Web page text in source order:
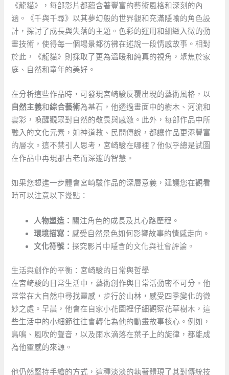
《龍貓》，每部影片都蘊含著豐富的藝術風格和深刻的內
涵。《千與千尋》以其夢幻般的世界觀和充滿隱喻的角色設
計，探討了成長與失落的主題。色彩的運用和細緻入微的動
畫技術，使得每一個場景都彷彿在述說一段情感故事。相對
於此，《龍貓》則採取了更為溫暖和純真的視角，聚焦於家
庭、自然和童年的美好。
在分析這些作品時，可發現宮崎駿反覆出現的藝術風格，以
自然主義和綜合藝術為基石，他透過畫面中的樹木、河流和
雲彩，喚醒觀眾對自然的敬畏與感激。此外，每部作品中所
融入的文化元素，如神道教、民間傳說，都讓作品更添豐富
的層次。這不禁引人思考，宮崎駿在哪裡？他似乎總是試圖
在作品中再現那古老而深邃的智慧。
如果您想進一步體會宮崎駿作品的深層意義，建議您在觀看
時可以注意以下幾點：
人物塑造： 關注角色的成長及其心路歷程。
環境描寫： 感受自然景色如何影響故事的情感走向。
文化符號：探究影片中隱含的文化與社會評論。
生活與創作的平衡：宮崎駿的日常與哲學
在宮崎駿的日常生活中，藝術創作與日常活動密不可分。他
常常在大自然中尋找靈感，步行於山林，感受四季變化的微
妙之處。早晨，他會在自家小花園裡仔細觀察花草樹木，這
些生活中的小細節往往會轉化為他的動畫故事核心。例如，
鳥鳴、風吹的聲音，以及雨水滴落在葉子上的旋律，都能成
為他靈感的來源。
他仍然堅持手繪的方式，這種淡淡的執著體現了其對傳統技